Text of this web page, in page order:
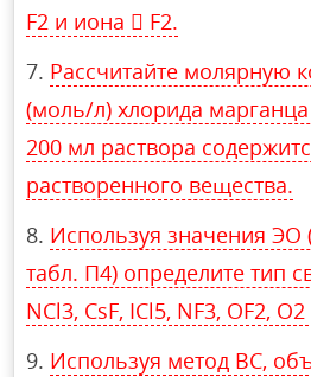
F2 и иона  F2.
Рассчитайте молярную
(моль/л) хлорида
200 мл раствора
растворенного вещества.
Используя значения ЭО
табл. П4) определите тип
NCl3, CsF, ICl5, NF3, OF2, O2
Используя метод ВС,